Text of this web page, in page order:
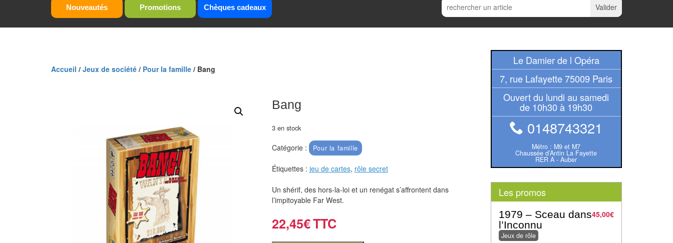
Nouveautés Promotions Chèques cadeaux
Accueil / Jeux de société / Pour la famille / Bang
Bang
3 en stock
Catégorie : Pour la famille
Étiquettes : jeu de cartes, rôle secret
Un shérif, des hors-la-loi et un renégat s’affrontent dans
l’impitoyable Far West.
22,45€
Le Damier de l Opéra
7, rue Lafayette 75009 Paris
Ouvert du lundi au samedi
de 10h30 à 19h30
0148743321
Métro : M9 et M7
Chaussée d’Antin La Fayette
RER A - Auber
Les promos
45,00€
1979 – Sceau dans
l’Inconnu
Jeux de rôle